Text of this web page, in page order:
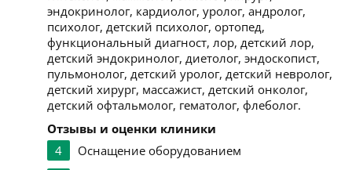
эндокринолог, кардиолог, уролог, андролог,
психолог, детский психолог, ортопед,
функциональный диагност, лор, детский лор,
детский эндокринолог, диетолог, эндоскопист,
пульмонолог, детский уролог, детский невролог,
детский хирург, массажист, детский онколог,
детский офтальмолог, гематолог, флеболог.
Отзывы и оценки клиники
4
Оснащение оборудованием